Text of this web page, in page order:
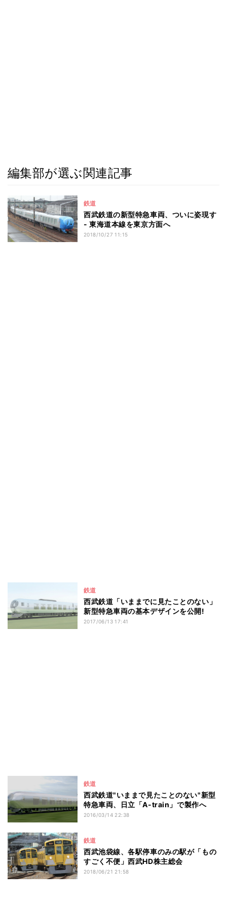
編集部が選ぶ関連記事
鉄道
西武鉄道の新型特急車両、ついに姿現す
- 東海道本線を東京方面へ
2018/10/27 11:15
鉄道
西武鉄道「いままでに見たことのない」
新型特急車両の基本デザインを公開!
2017/06/13 17:41
鉄道
西武鉄道"いままで見たことのない"新型
特急車両、日立「A-train」で製作へ
2016/03/14 22:38
鉄道
西武池袋線、各駅停車のみの駅が「もの
すごく不便」西武HD株主総会
2018/06/21 21:58